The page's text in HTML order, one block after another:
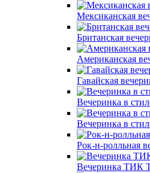
Мексиканская
Британская
Американская
Гавайская
Вечеринка в
Вечеринка в
Рок-н-ролльная
Вечеринка ТИК